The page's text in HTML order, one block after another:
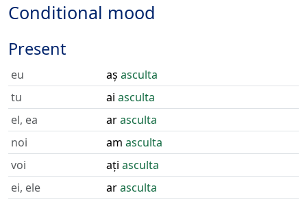
Conditional mood
Present
eu aș asculta
tu
ai asculta
el, ea
arasculta
noi
am asculta
voi
ați asculta
ei, ele
arasculta